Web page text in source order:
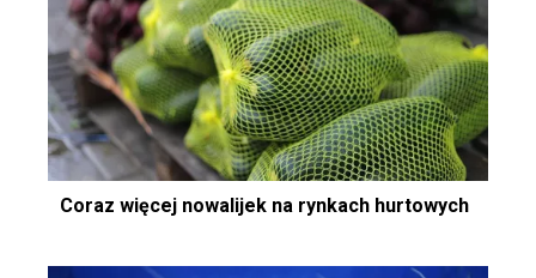
Coraz więcej nowalijek na rynkach hurtowych